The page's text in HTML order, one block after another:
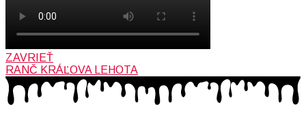
ZAVRIEŤ
RANČ KRÁĽOVA LEHOTA